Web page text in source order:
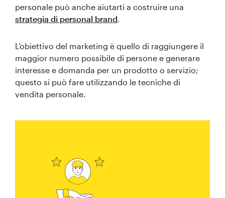
personale può anche aiutarti a costruire una
strategia di personal brand.
L’obiettivo del marketing è quello di raggiungere il
maggior numero possibile di persone e generare
interesse e domanda per un prodotto o servizio;
questo si può fare utilizzando le tecniche di
vendita personale.